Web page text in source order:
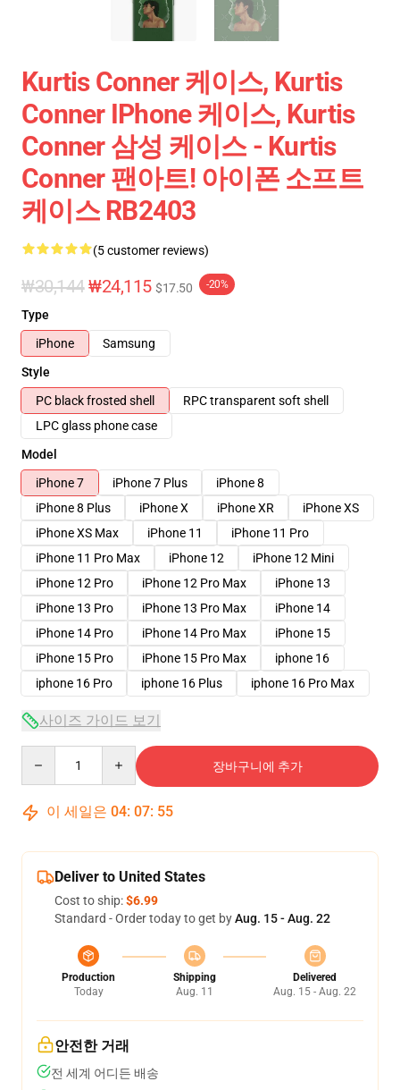
Kurtis Conner 케이스, Kurtis
Conner IPhone 케이스, Kurtis
Conner 삼성 케이스 - Kurtis
Conner 팬아트! 아이폰 소프트
케이스 RB2403
(5 customer reviews)
₩30,144₩24,115 $17.50 -20%
Type
iPhone
Samsung
Style
PC black frosted shell
RPC transparent soft shell
LPC glass phone case
Model
iPhone 7
iPhone 7 Plus
iPhone 8
iPhone 8 Plus
iPhone X iPhone XR
iPhone XS
iPhone XS Max
iPhone 11
iPhone 11 Pro
iPhone 11 Pro Max
iPhone 12
iPhone 12 Mini
iPhone 12 Pro
iPhone 12 Pro Max
iPhone 13
iPhone 13 Pro
iPhone 13 Pro Max
iPhone 14
iPhone 14 Pro
iPhone 14 Pro Max
iPhone 15
iPhone 15 Pro
iPhone 15 Pro Max
iphone 16
iphone 16 Pro
iphone 16 Plus iphone 16 Pro Max
사이즈 가이드 보기
장바구니에 추가
이 세일은 04: 07: 54
Deliver to United States
Cost to ship:$6.99
Standard - Order today to get byAug. 15 - Aug. 22
Production
Today
Shipping
Aug. 11
Delivered
Aug. 15 - Aug. 22
안전한 거래
전 세계 어디든 배송